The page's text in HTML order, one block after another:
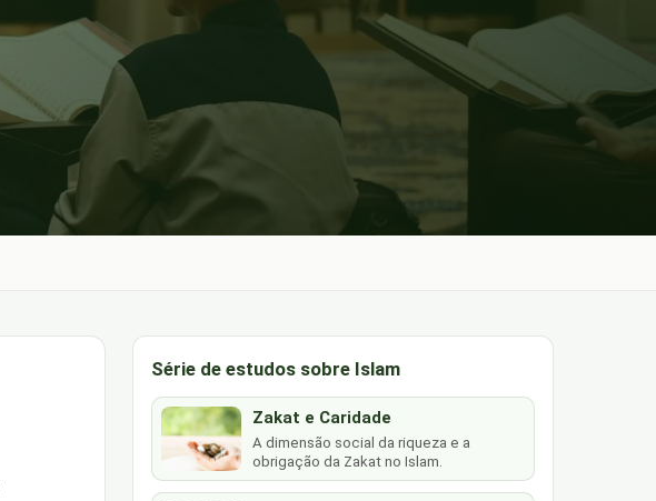
Série de estudos sobre Islam
Zakat e Caridade
A dimensão social da riqueza e a
obrigação da Zakat no Islam.